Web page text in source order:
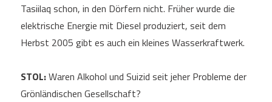
Tasiilaq schon, in den Dörfern nicht. Früher wurde die
elektrische Energie mit Diesel produziert, seit dem
Herbst 2005 gibt es auch ein kleines Wasserkraftwerk.
STOL:Waren Alkohol und Suizid seit jeher Probleme der
Grönländischen Gesellschaft?